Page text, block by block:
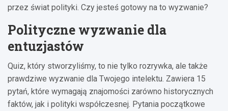
przez świat polityki. Czy jesteś gotowy na to wyzwanie?
Polityczne wyzwanie dla
entuzjastów
Quiz, który stworzyliśmy, to nie tylko rozrywka, ale także
prawdziwe wyzwanie dla Twojego intelektu. Zawiera 15
pytań, które wymagają znajomości zarówno historycznych
faktów, jak i polityki współczesnej. Pytania początkowe